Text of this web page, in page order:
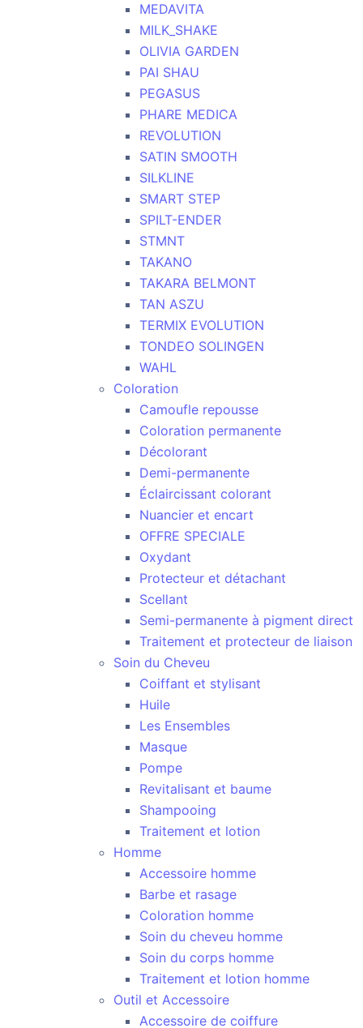
MEDAVITA
MILK_SHAKE
OLIVIA GARDEN
PAI SHAU
PEGASUS
PHARE MEDICA
REVOLUTION
SATIN SMOOTH
SILKLINE
SMART STEP
SPILT-ENDER
STMNT
TAKANO
TAKARA BELMONT
TAN ASZU
TERMIX EVOLUTION
TONDEO SOLINGEN
WAHL
Coloration
Camoufle repousse
Coloration permanente
Décolorant
Demi-permanente
Éclaircissant colorant
Nuancier et encart
OFFRE SPECIALE
Oxydant
Protecteur et détachant
Scellant
Semi-permanente à pigment direct
Traitement et protecteur de liaison
Soin du Cheveu
Coiffant et stylisant
Huile
Les Ensembles
Masque
Pompe
Revitalisant et baume
Shampooing
Traitement et lotion
Homme
Accessoire homme
Barbe et rasage
Coloration homme
Soin du cheveu homme
Soin du corps homme
Traitement et lotion homme
Outil et Accessoire
Accessoire de coiffure